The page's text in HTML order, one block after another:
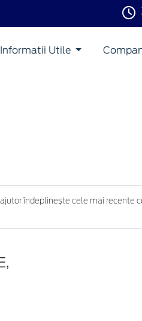
Informatii Utile
îndeplinește cele mai recente